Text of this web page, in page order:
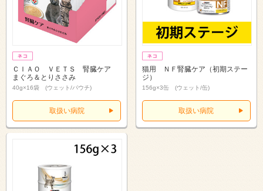
ＣＩＡＯ ＶＥＴＳ 腎臓ケア
まぐろ＆とりささみ
40g×16袋 (ウェット/パウチ)
取扱い病院
猫用 ＮＦ腎臓ケア（初期ステー
ジ）
156g×3缶 (ウェット/缶)
取扱い病院